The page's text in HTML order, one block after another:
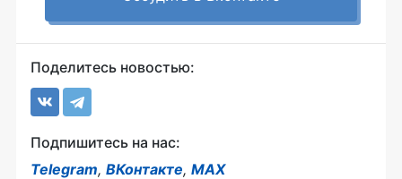
Поделитесь новостью:
Подпишитесь на нас:
Telegram, ВКонтакте, MAX